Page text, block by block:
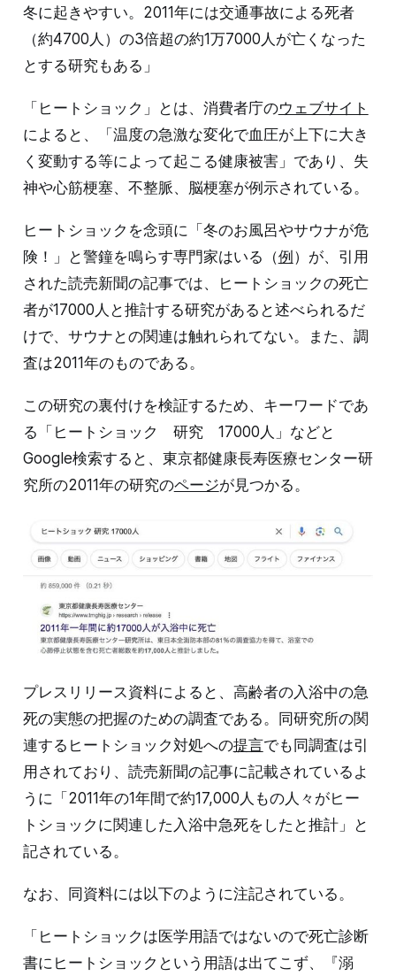
冬に起きやすい。2011年には交通事故による死者
（約4700人）の3倍超の約1万7000人が亡くなった
とする研究もある」
「ヒートショック」とは、消費者庁のウェブサイト
によると、「温度の急激な変化で血圧が上下に大き
く変動する等によって起こる健康被害」であり、失
神や心筋梗塞、不整脈、脳梗塞が例示されている。
ヒートショックを念頭に「冬のお風呂やサウナが危
険！」と警鐘を鳴らす専門家はいる（例 ）が、引用
された読売新聞の記事では、ヒートショックの死亡
者が17000人と推計する研究があると述べられるだ
けで、サウナとの関連は触れられてない。また、調
査は2011年のものである。
この研究の裏付けを検証するため、キーワードであ
る「ヒートショック 研究 17000人」などと
Google検索すると、東京都健康長寿医療センター研
究所の2011年の研究のページが見つかる。
プレスリリース資料によると、高齢者の入浴中の急
死の実態の把握のための調査である。同研究所の関
連するヒートショック対処への提言でも同調査は引
用されており、読売新聞の記事に記載されているよ
うに「2011年の1年間で約17,000人もの人々がヒー
トショックに関連した入浴中急死をしたと推計」と
記されている。
なお、同資料には以下のように注記されている。
「ヒートショックは医学用語ではないので死亡診断
書にヒートショックという用語は出てこず、『溺